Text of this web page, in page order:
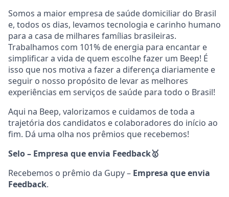
Somos a maior empresa de saúde domiciliar do Brasil
e, todos os dias, levamos tecnologia e carinho humano
para a casa de milhares famílias brasileiras.
Trabalhamos com 101% de energia para encantar e
simplificar a vida de quem escolhe fazer um Beep! É
isso que nos motiva a fazer a diferença diariamente e
seguir o nosso propósito de levar as melhores
experiências em serviços de saúde para todo o Brasil!
Aqui na Beep, valorizamos e cuidamos de toda a
trajetória dos candidatos e colaboradores do início ao
fim. Dá uma olha nos prêmios que recebemos!
Selo – Empresa que envia Feedback🥇
Recebemos o prêmio da Gupy – Empresa que envia
Feedback.